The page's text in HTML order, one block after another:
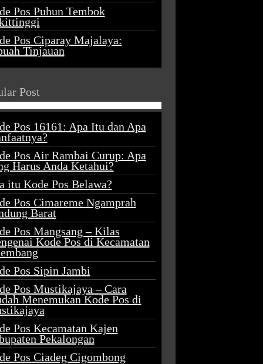
Pos Puhun Tembok
Pos Ciparay Majalaya:
Tinjauan
Post
Pos 16161: Apa Itu dan Apa
Pos Air Rambai Curup: Apa
Harus Anda Ketahui?
itu Kode Pos Belawa?
Pos Cimareme Ngamprah
Barat
Pos Mangsang – Kilas
Kode Pos di Kecamatan
Pos Sipin Jambi
Pos Mustikajaya – Cara
Menemukan Kode Pos di
Pos Kecamatan Kajen
Pekalongan
Pos Ciadeg Cigombong